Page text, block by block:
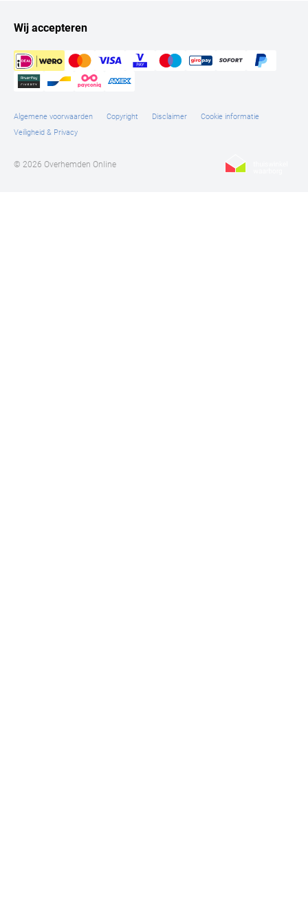
Wij accepteren
Algemene voorwaarden Copyright Disclaimer
Cookie informatie
Veiligheid & Privacy
© 2026 Overhemden Online